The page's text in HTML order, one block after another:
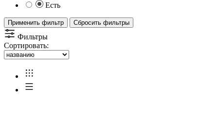
Есть
Применить фильтр Сбросить фильтры
Фильтры
Сортировать: